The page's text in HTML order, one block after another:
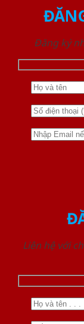
Đăng ký
Liên hệ với